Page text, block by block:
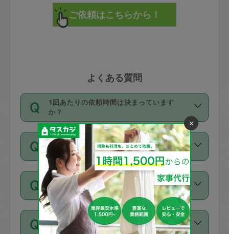
よくある質問
1回あたりの依頼時間は決まっています
か？
依頼1回につき3時間固定です。3時間を
超えて依頼したい場合は、延長機能をご
利用ください。機能をご利用いただくに
は、タスカジさんに事前に相談し、合意
の上事前申請することが必要です。な
お、3時間を下回っても、値引き等はござ
いません。
価格はどうやって決まっていますか？
11種類の価格帯の中からタスカジさん自
身が価格を選んで設定しています。
タスカジさんの価格設定には最初は制限
があり、レビュー件数、レビューの平均
値、などで除々に設定可能な最高額が上
支払い方法を教えてください
お支払方法はクレジットカード（Visa／
Master／JCB／AMERICAN EXPRESS／
同じタスカジさんに定期的にお願いする場
合はお得になる？
×